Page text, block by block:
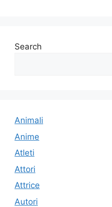
Search
Animali
Anime
Atleti
Attori
Attrice
Autori